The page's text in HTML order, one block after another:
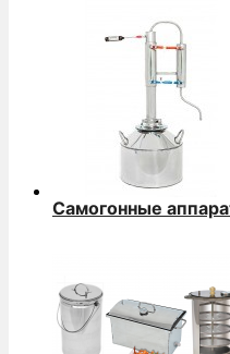
Самогонные